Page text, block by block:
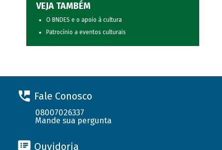
VEJA TAMBÉM
O BNDES e o apoio à cultura
Patrocínio a eventos culturais
Fale Conosco
08007026337
Mande sua pergunta
Ouvidoria